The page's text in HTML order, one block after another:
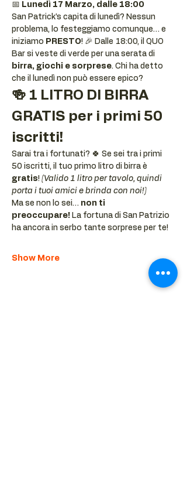
📅 Lunedì 17 Marzo, dalle 18:00
San Patrick’s capita di lunedì? Nessun
problema, lo festeggiamo comunque… e
iniziamo PRESTO! 🎉 Dalle 18:00, il QUO
Bar si veste di verde per una serata di
birra, giochi e sorprese. Chi ha detto
che il lunedì non può essere epico?
🍻 1 LITRO DI BIRRA
GRATIS per i primi 50
iscritti!
Sarai tra i fortunati? 🍀 Se sei tra i primi
50 iscritti, il tuo primo litro di birra è
gratis! (Valido 1 litro per tavolo, quindi
porta i tuoi amici e brinda con noi!)
Ma se non lo sei… non ti
preoccupare! La fortuna di San Patrizio
ha ancora in serbo tante sorprese per te!
Show More